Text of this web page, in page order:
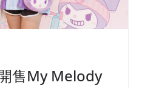
售My Melody